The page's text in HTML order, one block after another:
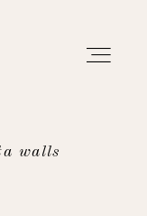
walls